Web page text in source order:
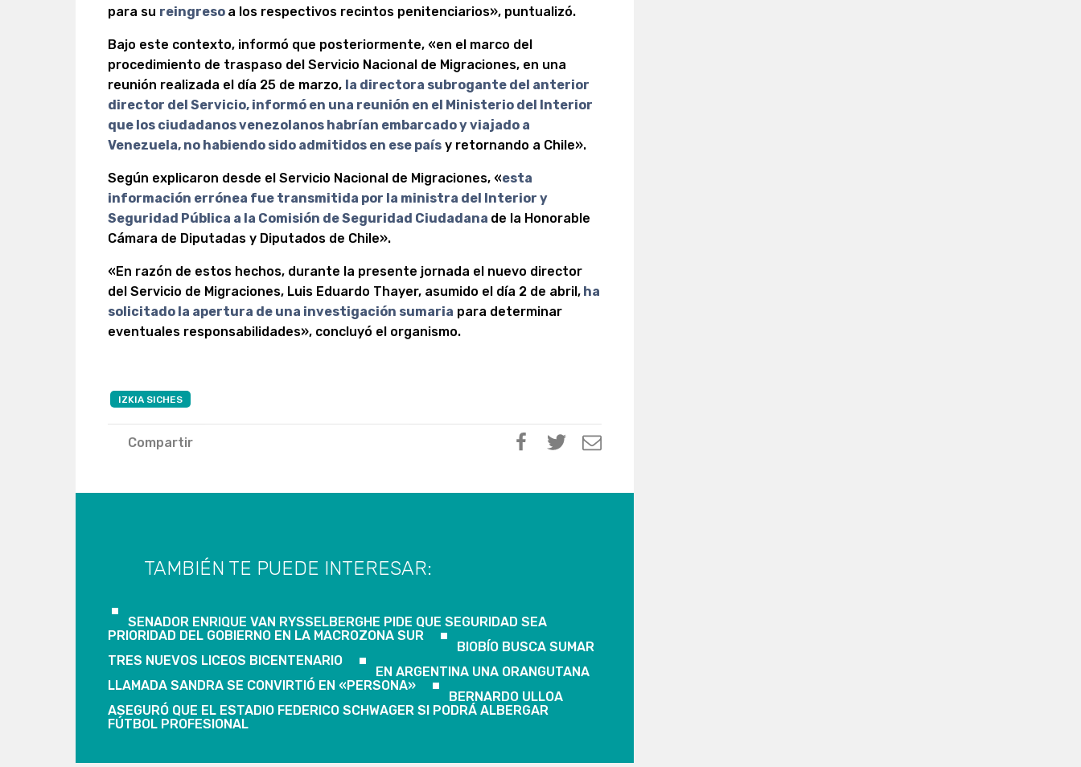
para su reingreso a los respectivos recintos penitenciarios», puntualizó.
Bajo este contexto, informó que posteriormente, «en el marco del
procedimiento de traspaso del Servicio Nacional de Migraciones, en una
reunión realizada el día 25 de marzo, la directora subrogante del anterior
director del Servicio, informó en una reunión en el Ministerio del Interior
que los ciudadanos venezolanos habrían embarcado y viajado a
Venezuela, no habiendo sido admitidos en ese país y retornando a Chile».
Según explicaron desde el Servicio Nacional de Migraciones, «esta
información errónea fue transmitida por la ministra del Interior y
Seguridad Pública a la Comisión de Seguridad Ciudadana de la Honorable
Cámara de Diputadas y Diputados de Chile».
«En razón de estos hechos, durante la presente jornada el nuevo director
del Servicio de Migraciones, Luis Eduardo Thayer, asumido el día 2 de abril, ha
solicitado la apertura de una investigación sumaria para determinar
eventuales responsabilidades», concluyó el organismo.
IZKIA SICHES
Compartir
TAMBIÉN TE PUEDE INTERESAR:
SENADOR ENRIQUE VAN RYSSELBERGHE PIDE QUE SEGURIDAD SEA
PRIORIDAD DEL GOBIERNO EN LA MACROZONA SUR
BIOBÍO BUSCA SUMAR
TRES NUEVOS LICEOS BICENTENARIO
EN ARGENTINA UNA ORANGUTANA
LLAMADA SANDRA SE CONVIRTIÓ EN «PERSONA»
BERNARDO ULLOA
ASEGURÓ QUE EL ESTADIO FEDERICO SCHWAGER SI PODRÁ ALBERGAR
FÚTBOL PROFESIONAL